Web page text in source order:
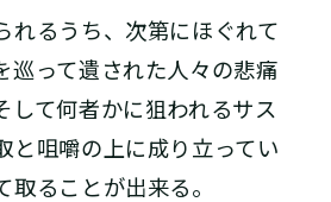
るうち、次第にほぐれて
巡って遺された人々の悲痛
て何者かに狙われるサス
と咀嚼の上に成り立ってい
ることが出来る。